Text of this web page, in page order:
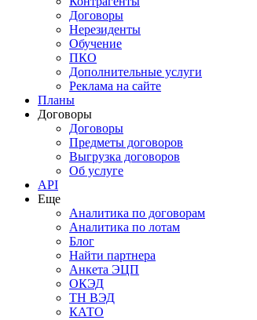
Договоры
Нерезиденты
Обучение
ПКО
Дополнительные услуги
Реклама на сайте
Планы
Договоры
Договоры
Предметы договоров
Выгрузка договоров
Об услуге
API
Еще
Аналитика по договорам
Аналитика по лотам
Блог
Найти партнера
Анкета ЭЦП
ОКЭД
ТН ВЭД
КАТО